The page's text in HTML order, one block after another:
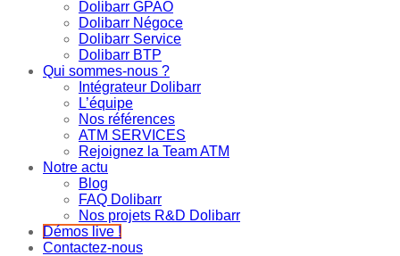
Dolibarr GPAO
Dolibarr Négoce
Dolibarr Service
Dolibarr BTP
Qui sommes-nous ?
Intégrateur Dolibarr
L’équipe
Nos références
ATM SERVICES
Rejoignez la Team ATM
Notre actu
Blog
FAQ Dolibarr
Nos projets R&D Dolibarr
Démos live !
Contactez-nous